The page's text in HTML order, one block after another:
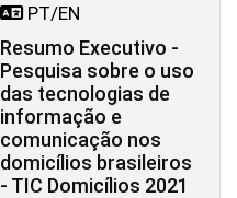
PT/EN
Resumo Executivo -
Pesquisa sobre o uso
das tecnologias de
informação e
comunicação nos
domicílios brasileiros
- TIC Domicílios 2021